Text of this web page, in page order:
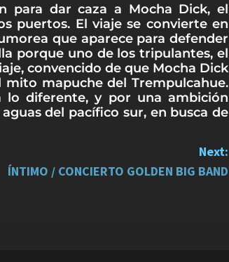
para dar caza a Mocha Dick, el
puertos. El viaje se convierte en
que aparece para defender
porque uno de los tripulantes, el
convencido de que Mocha Dick
mapuche del Trempulcahue.
lo diferente, y por una ambición
del pacífico sur, en busca de
Next:
ÍNTIMO / CONCIERTO GOLDEN BIG BAND